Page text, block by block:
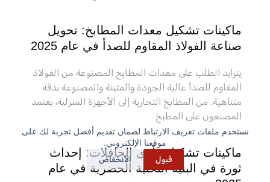
نستخدم ملفات تعريف الارتباط لضمان تقديم أفضل تجربة لك على
موقعنا الإلكتروني.
قبول
الانخفاض
ماكينات تشكيل معدات المطابخ: تحويل
صناعة الفولاذ المقاوم للصدأ في عام 2025
يتزايد الطلب على معدات المطابخ المصنوعة من الفولاذ
المقاوم للصدأ عالية الجودة والمتينة والمصنوعة بدقة
متناهية. من المطابخ التجارية إلى الأجهزة المنزلية، يعتمد
المصنعون على المطبخ
ماكينات تشكيل مأوى الحافلات: إحداث
ثورة في البنية التحتية الحضرية في عام